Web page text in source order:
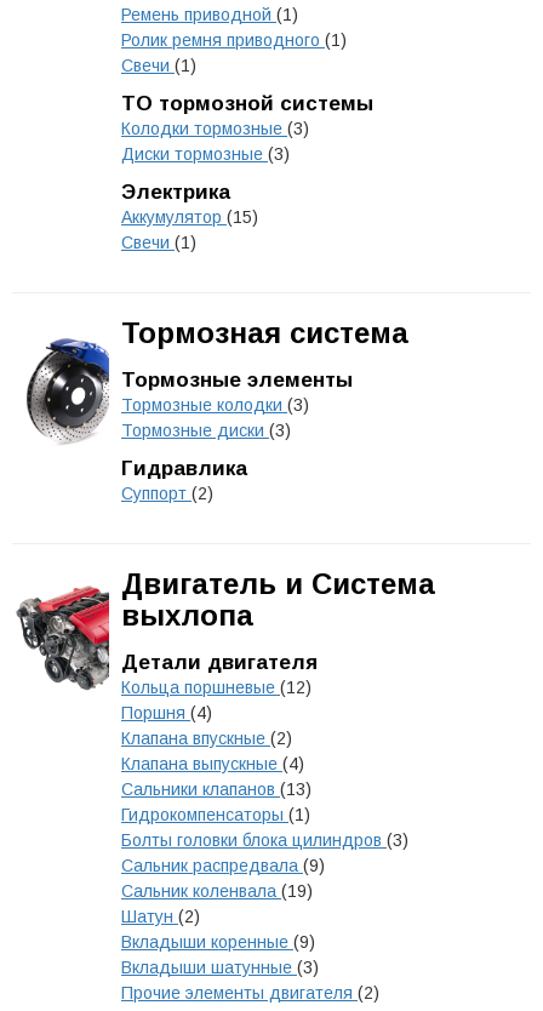
Ремень приводной (1)
Ролик ремня приводного (1)
Свечи (1)
ТО тормозной системы
Колодки тормозные (3)
Диски тормозные (3)
Электрика
Аккумулятор (15)
Свечи (1)
Тормозная система
Тормозные элементы
Тормозные колодки (3)
Тормозные диски (3)
Гидравлика
Суппорт (2)
Двигатель и Система
выхлопа
Детали двигателя
Кольца поршневые (12)
Поршня (4)
Клапана впускные (2)
Клапана выпускные (4)
Сальники клапанов (13)
Гидрокомпенсаторы (1)
Болты головки блока цилиндров (3)
Сальник распредвала (9)
Сальник коленвала (19)
Шатун (2)
Вкладыши коренные (9)
Вкладыши шатунные (3)
Прочие элементы двигателя (2)